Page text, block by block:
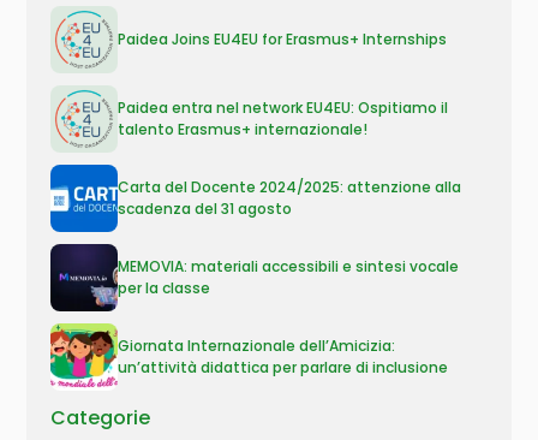
Paidea Joins EU4EU for Erasmus+ Internships
Paidea entra nel network EU4EU: Ospitiamo il
talento Erasmus+ internazionale!
Carta del Docente 2024/2025: attenzione alla
scadenza del 31 agosto
MEMOVIA: materiali accessibili e sintesi vocale
per la classe
Giornata Internazionale dell’Amicizia:
un’attività didattica per parlare di inclusione
Categorie